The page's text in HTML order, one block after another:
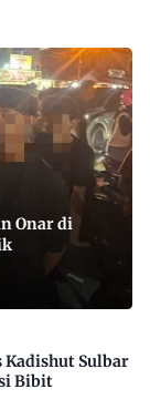
Onar di
Kadishut Sulbar
Bibit